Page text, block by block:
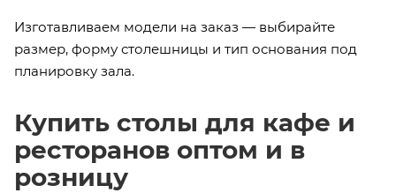
Изготавливаем модели на заказ — выбирайте
размер, форму столешницы и тип основания под
планировку зала.
Купить столы для кафе и
ресторанов оптом и в
розницу